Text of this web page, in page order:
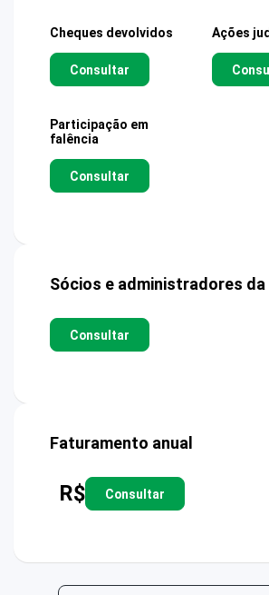
Cheques devolvidos
Consultar
Ações
Participação em
falência
Consultar
Sócios e administradores da
Consultar
Faturamento anual
R$ Consultar